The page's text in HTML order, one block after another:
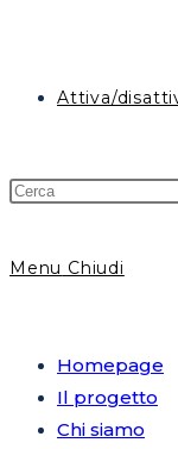
Attiva/
Menu Chiudi
Homepage
Il progetto
Chi siamo